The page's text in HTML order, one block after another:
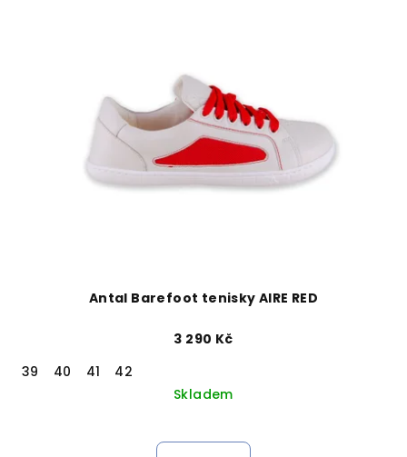
Antal Barefoot tenisky AIRE RED
3 290 Kč
39
40 41
42
Skladem